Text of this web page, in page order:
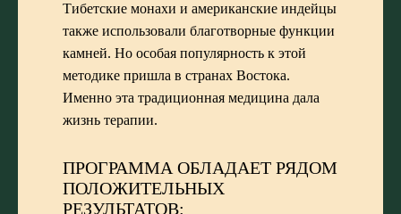
Тибетские монахи и американские индейцы
также использовали благотворные функции
камней. Но особая популярность к этой
методике пришла в странах Востока.
Именно эта традиционная медицина дала
жизнь терапии.
ПРОГРАММА ОБЛАДАЕТ РЯДОМ
ПОЛОЖИТЕЛЬНЫХ
РЕЗУЛЬТАТОВ: